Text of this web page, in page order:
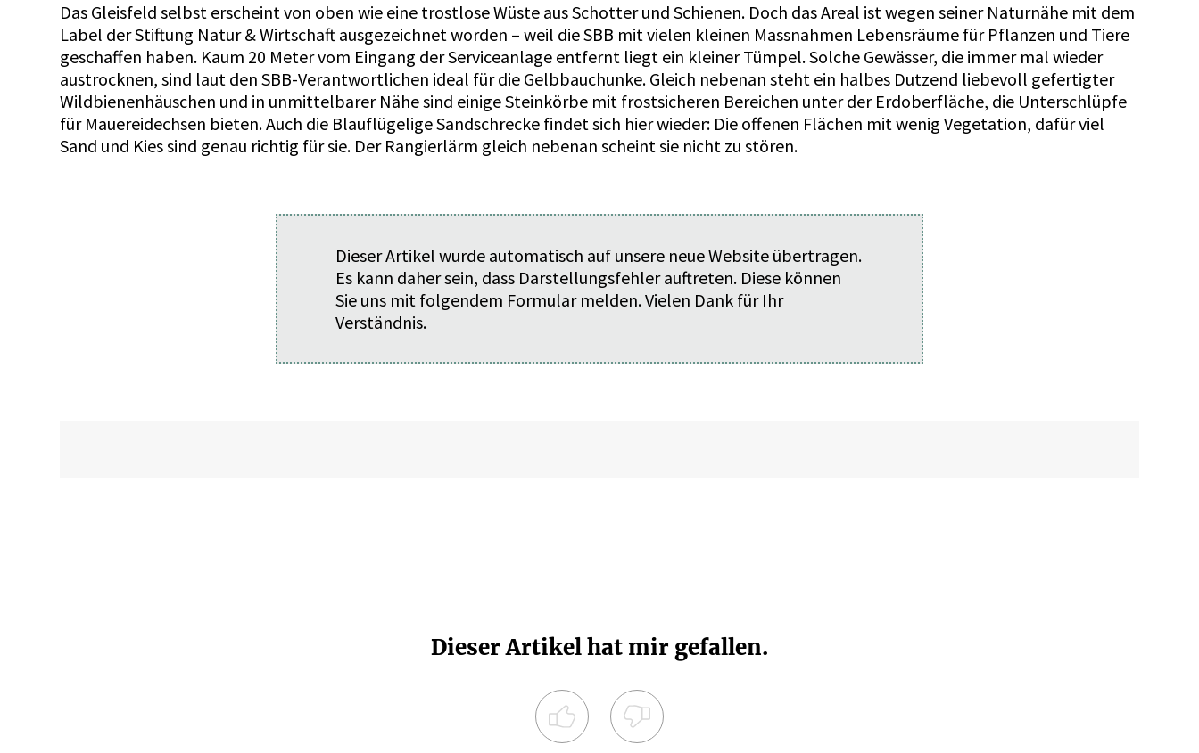
Das Gleisfeld selbst erscheint von oben wie eine trostlose Wüste aus Schotter und Schienen. Doch das Areal ist wegen seiner Naturnähe mit dem
Label der Stiftung Natur & Wirtschaft ausgezeichnet worden – weil die SBB mit vielen kleinen Massnahmen Lebensräume für Pflanzen und Tiere
geschaffen haben. Kaum 20 Meter vom Eingang der Service­anlage entfernt liegt ein kleiner Tümpel. Solche Gewässer, die immer mal wieder
austrocknen, sind laut den SBB-Verantwortlichen ideal für die Gelbbauchunke. Gleich nebenan steht ein halbes Dutzend liebevoll gefertigter
Wildbienenhäuschen und in unmittelbarer Nähe sind einige Steinkörbe mit frostsicheren Bereichen unter der Erdoberfläche, die Unterschlüpfe
für Mauereidechsen bieten. Auch die Blauflügelige Sandschrecke findet sich hier wieder: Die offenen Flächen mit wenig Vegetation, dafür viel
Sand und Kies sind genau richtig für sie. Der Rangierlärm gleich nebenan scheint sie nicht zu stören.
Dieser Artikel wurde automatisch auf unsere neue Website übertragen.
Es kann daher sein, dass Darstellungsfehler auftreten. Diese können
Sie uns mit folgendem Formularmelden. Vielen Dank für Ihr
Verständnis.
Dieser Artikel hat mir gefallen.